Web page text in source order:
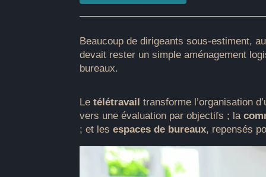
Beaucoup de dirigeants sous-estiment,
devait rester un simple aménagement
bureaux.
Letélétravail transforme l’organisation
vers une évaluation par objectifs ; la
; et lesespaces de bureaux, repensés